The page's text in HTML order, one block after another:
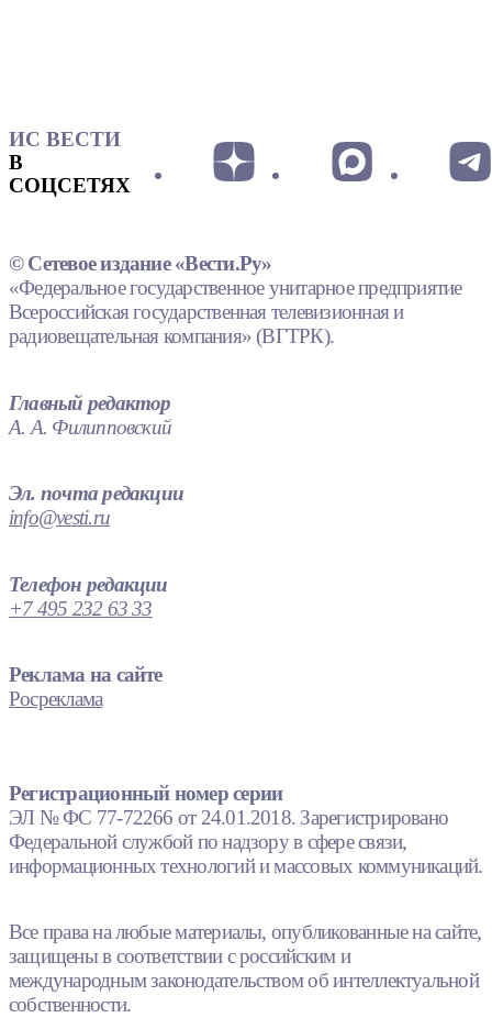
ИС ВЕСТИ
В
СОЦСЕТЯХ
© Сетевое издание «Вести.Ру»
«Федеральное государственное унитарное предприятие
Всероссийская государственная телевизионная и
радиовещательная компания» (ВГТРК).
Главный редактор
А. А. Филипповский
Эл. почта редакции
info@vesti.ru
Телефон редакции
+7 495 232 63 33
Реклама на сайте
Росреклама
Регистрационный номер серии
ЭЛ № ФС 77-72266 от 24.01.2018. Зарегистрировано
Федеральной службой по надзору в сфере связи,
информационных технологий и массовых коммуникаций.
Все права на любые материалы, опубликованные на сайте,
защищены в соответствии с российским и
международным законодательством об интеллектуальной
собственности.